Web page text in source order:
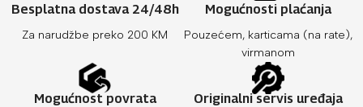
Besplatna dostava 24/48h
Za narudžbe preko 200 KM
Mogućnosti plaćanja
Pouzećem, karticama (na rate),
virmanom
Mogućnost povrata
Originalni servis uređaja